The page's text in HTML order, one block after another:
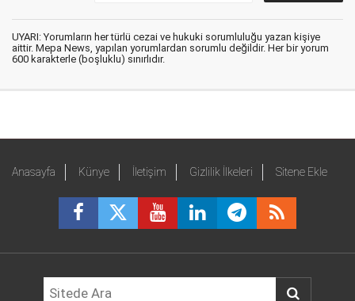
UYARI: Yorumların her türlü cezai ve hukuki sorumluluğu yazan kişiye
aittir. Mepa News, yapılan yorumlardan sorumlu değildir. Her bir yorum
600 karakterle (boşluklu) sınırlıdır.
Anasayfa Künye İletişim Gizlilik İlkeleri Sitene Ekle